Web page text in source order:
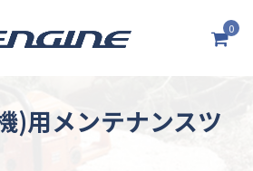
0
)用メンテナンスツ